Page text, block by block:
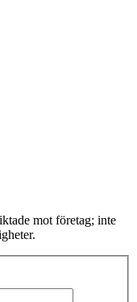
mot företag; inte